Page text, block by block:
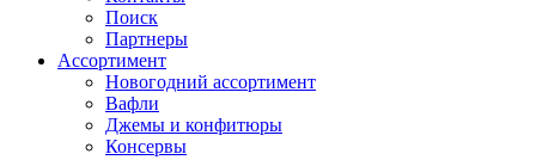
Поиск
Партнеры
Ассортимент
Новогодний ассортимент
Вафли
Джемы и конфитюры
Консервы